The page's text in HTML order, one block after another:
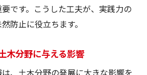
です。こうした工夫が、実践力の
防止に役立ちます。
木分野に与える影響
、土木分野の発展に大きな影響を